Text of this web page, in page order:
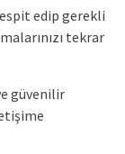
edip gerekli
tekrar
güvenilir